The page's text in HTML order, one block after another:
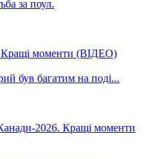
Кращі моменти (ВІДЕО)
2026. Кращі моменти